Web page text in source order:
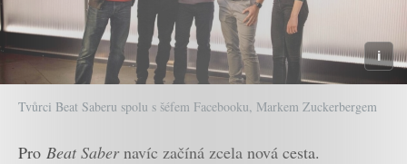
Tvůrci Beat Saberu spolu s šéfem Facebooku, Markem Zuckerbergem
Pro Beat Sabernavíc začíná zcela nová cesta.